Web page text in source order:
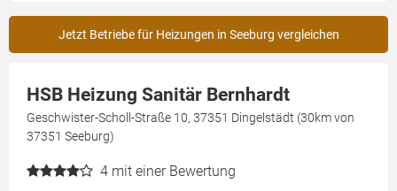
Jetzt Betriebe für Heizungen in Seeburg vergleichen
HSB Heizung Sanitär Bernhardt
Geschwister-Scholl-Straße 10, 37351 Dingelstädt (30km von
37351 Seeburg)
4 mit einer Bewertung